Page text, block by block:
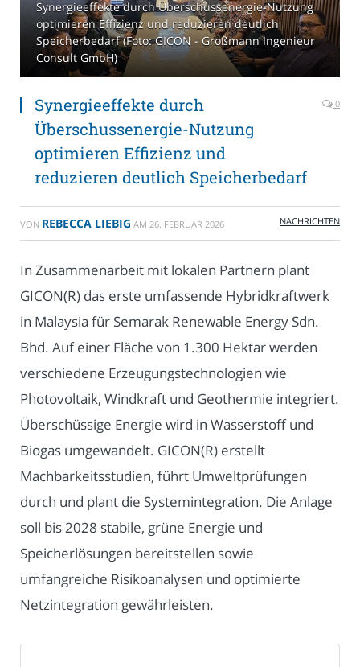
Synergieeffekte durch Überschussenergie-Nutzung
optimieren Effizienz und reduzieren deutlich
Speicherbedarf (Foto: GICON - Großmann Ingenieur
Consult GmbH)
Synergieeffekte durch
Überschussenergie-Nutzung
optimieren Effizienz und
reduzieren deutlich Speicherbedarf
0
VON REBECCA LIEBIG AM 26. FEBRUAR 2026 NACHRICHTEN
In Zusammenarbeit mit lokalen Partnern plant
GICON(R) das erste umfassende Hybridkraftwerk
in Malaysia für Semarak Renewable Energy Sdn.
Bhd. Auf einer Fläche von 1.300 Hektar werden
verschiedene Erzeugungstechnologien wie
Photovoltaik, Windkraft und Geothermie integriert.
Überschüssige Energie wird in Wasserstoff und
Biogas umgewandelt. GICON(R) erstellt
Machbarkeitsstudien, führt Umweltprüfungen
durch und plant die Systemintegration. Die Anlage
soll bis 2028 stabile, grüne Energie und
Speicherlösungen bereitstellen sowie
umfangreiche Risikoanalysen und optimierte
Netzintegration gewährleisten.